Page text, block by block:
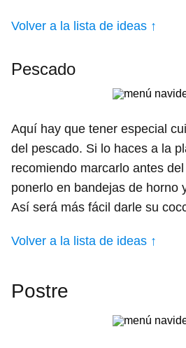
Volver a la lista de ideas ↑
Pescado
Aquí hay que tener especial
del pescado. Si lo haces a la
recomiendo marcarlo antes
ponerlo en bandejas de horno
Así será más fácil darle su
Volver a la lista de ideas ↑
Postre